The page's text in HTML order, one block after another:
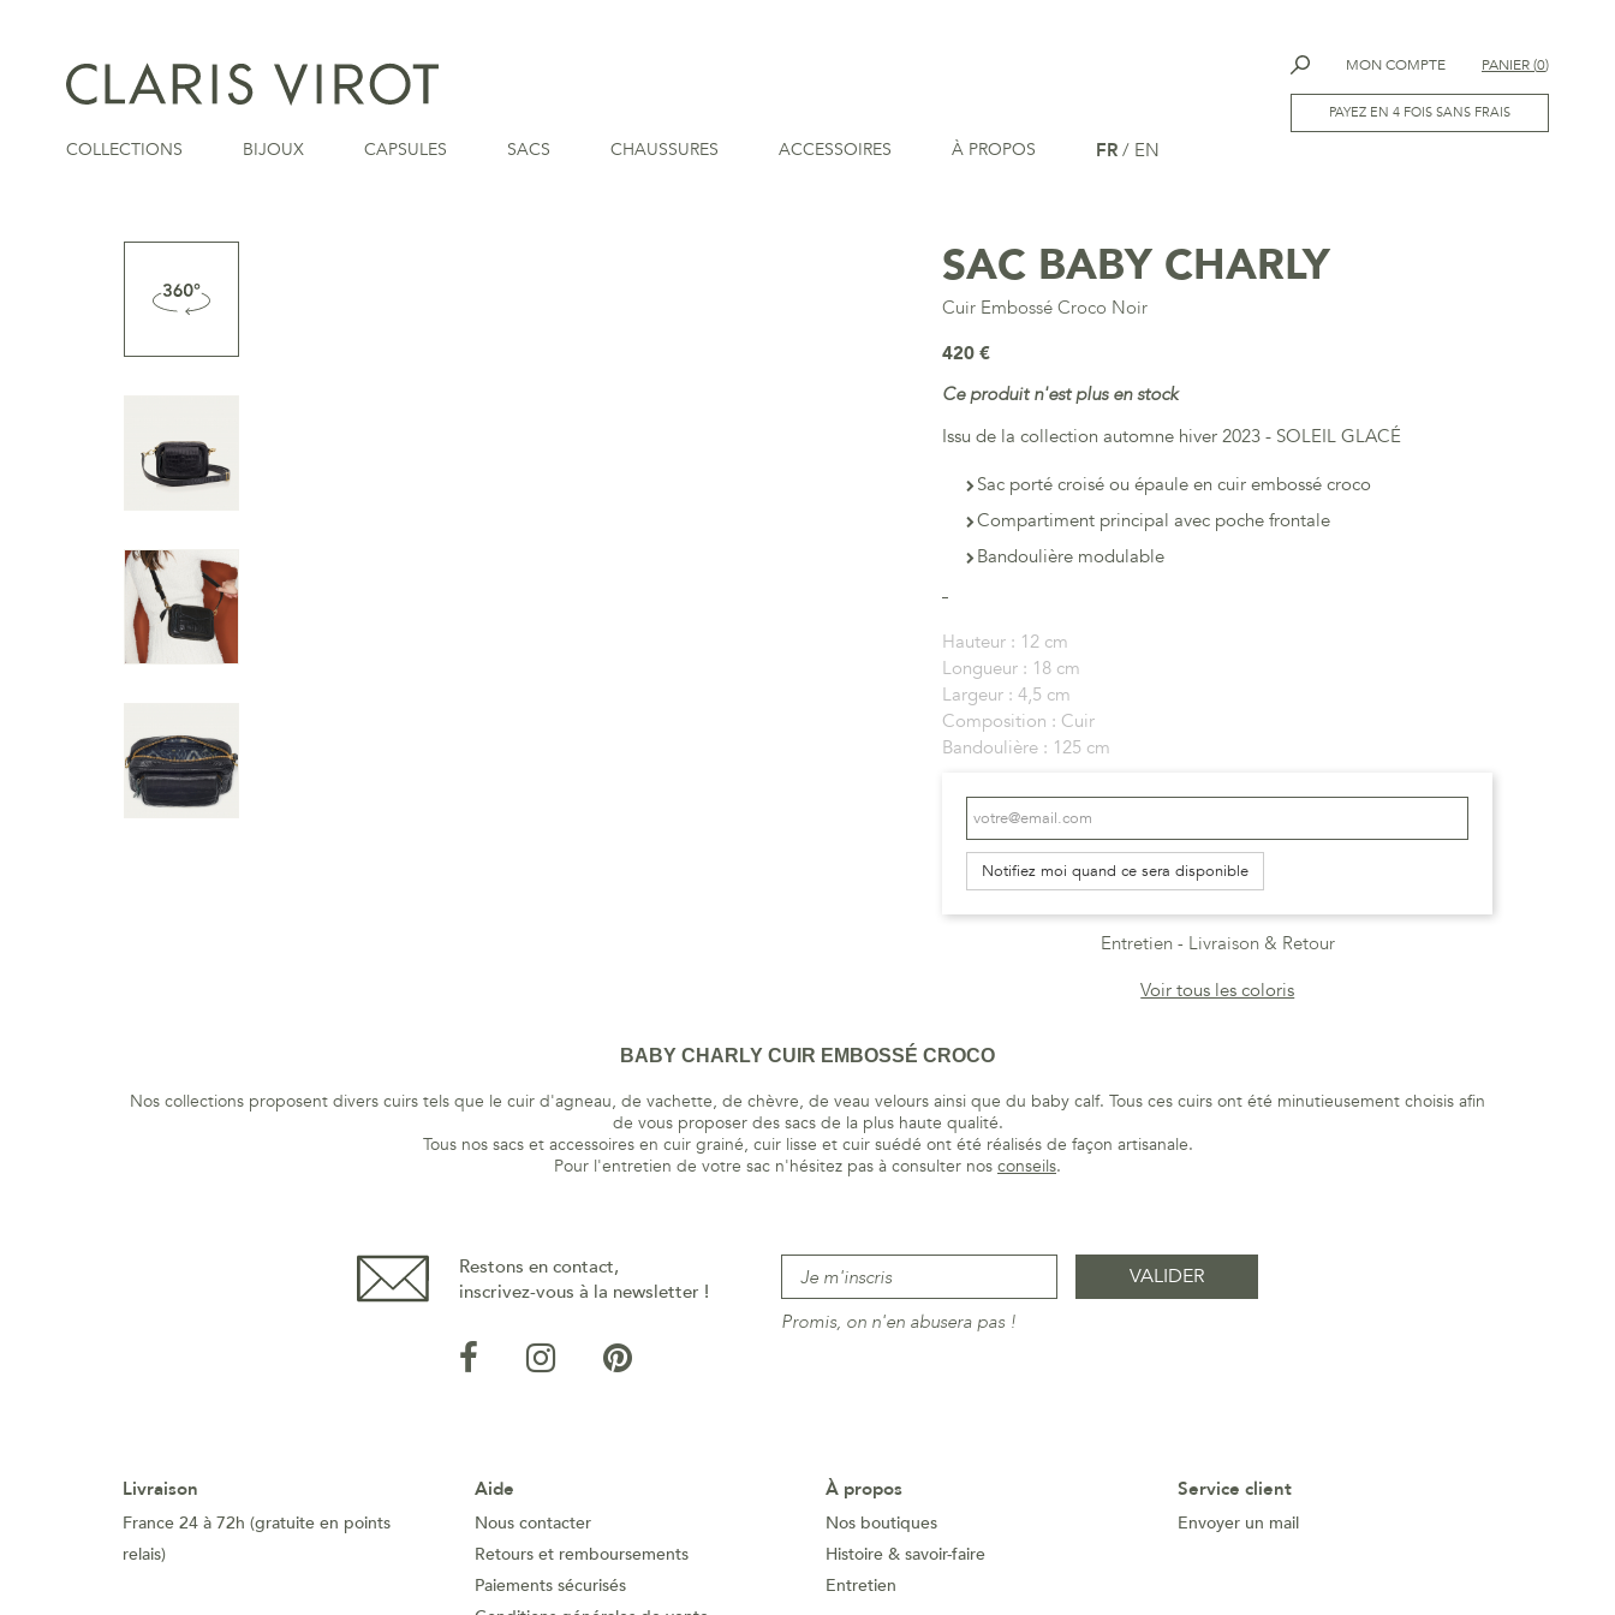
MON COMPTE PANIER(0)
PAYEZ EN 4 FOIS SANS FRAIS
COLLECTIONS BIJOUX CAPSULES SACS CHAUSSURES ACCESSOIRES À PROPOS FR / EN
SAC BABY CHARLY
Cuir Embossé Croco Noir
420 €
Ce produit n'est plus en stock
Issu de la collection automne hiver 2023 - SOLEIL GLACÉ
Sac porté croisé ou épaule en cuir embossé croco
Compartiment principal avec poche frontale
Bandoulière modulable
Hauteur : 12 cm
Longueur : 18 cm
Largeur :4,5 cm
Composition : Cuir
Bandoulière : 125 cm
Notifiez moi quand ce sera disponible
Entretien
Livraison & Retour
Voir tous les coloris
BABY CHARLY CUIR EMBOSSÉ CROCO
Nos collections proposent divers cuirs tels que le cuir d'agneau, de vachette, de chèvre, de veau velours ainsi que du baby calf. Tous ces cuirs ont été minutieusement choisis afin
de vous proposer des sacs de la plus haute qualité.
Tous nos sacs et accessoires en cuir grainé, cuir lisse et cuir suédé ont été réalisés de façon artisanale.
Pour l'entretien de votre sac n'hésitez pas à consulter nos conseils.
Restons en contact,
inscrivez-vous à la newsletter !
Promis, on n'en abusera pas !
Livraison
France 24 à 72h (gratuite en points
relais)
Aide
Nous contacter
Retours et remboursements
Paiements sécurisés
À propos
Nos boutiques
Histoire & savoir-faire
Entretien
Service client
Envoyer un mail